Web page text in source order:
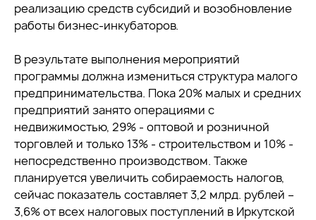
реализацию средств субсидий и возобновление
работы бизнес-инкубаторов.
В результате выполнения мероприятий
программы должна измениться структура малого
предпринимательства. Пока 20% малых и средних
предприятий занято операциями с
недвижимостью, 29% - оптовой и розничной
торговлей и только 13% - строительством и 10% -
непосредственно производством. Также
планируется увеличить собираемость налогов,
сейчас показатель составляет 3,2 млрд. рублей –
3,6% от всех налоговых поступлений в Иркутской